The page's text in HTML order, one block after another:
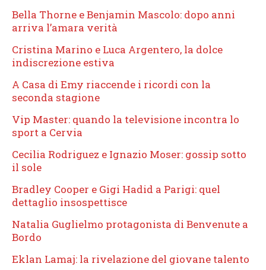
Bella Thorne e Benjamin Mascolo: dopo anni
arriva l’amara verità
Cristina Marino e Luca Argentero, la dolce
indiscrezione estiva
A Casa di Emy riaccende i ricordi con la
seconda stagione
Vip Master: quando la televisione incontra lo
sport a Cervia
Cecilia Rodriguez e Ignazio Moser: gossip sotto
il sole
Bradley Cooper e Gigi Hadid a Parigi: quel
dettaglio insospettisce
Natalia Guglielmo protagonista di Benvenute a
Bordo
Eklan Lamaj: la rivelazione del giovane talento